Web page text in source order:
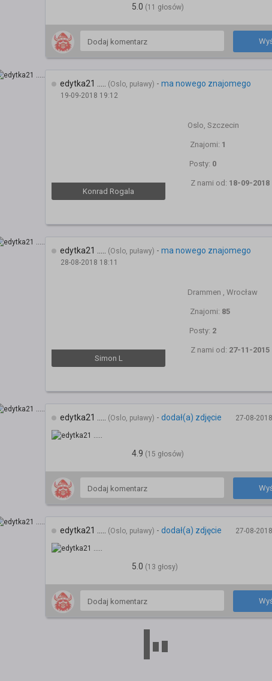
5.0 (11 głosów)
edytka21 ..... (Oslo, puławy) - ma nowego znajomego
19-09-2018 19:12
Konrad Rogala
Oslo, Szczecin
Znajomi: 1
Posty: 0
Z nami od: 18-09-2018
edytka21 ..... (Oslo, puławy) - ma nowego znajomego
28-08-2018 18:11
Simon L
Drammen , Wrocław
Znajomi: 85
Posty: 2
Z nami od: 27-11-2015
edytka21 ..... (Oslo, puławy) - dodał(a) zdjęcie 27-08-
4.9 (15 głosów)
edytka21 ..... (Oslo, puławy) - dodał(a) zdjęcie 27-08-
5.0 (13 głosy)